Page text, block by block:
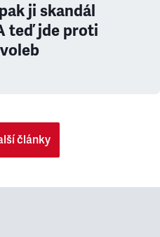
ji skandál
teď jde proti
články